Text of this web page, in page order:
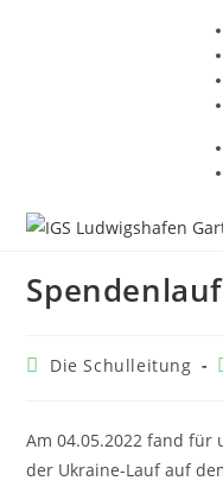
Beitrags-
Die Schulleitung
Am 04.05.2022 fand für
der Ukraine-Lauf auf